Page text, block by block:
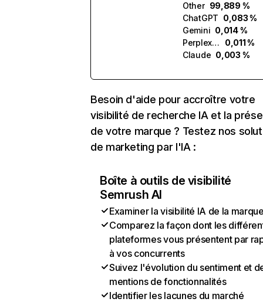
Other 99,889 %
ChatGPT 0,083 %
Gemini 0,014 %
Perplexity
0,011 %
Claude 0,003 %
Besoin d'aide pour accroître votre
visibilité de recherche IA et la
de votre marque ? Testez nos
de marketing par l'IA :
Boîte à outils de visibilité
Semrush AI
Examiner la visibilité IA de la
Comparez la façon dont les
plateformes vous présentent par
à vos concurrents
Suivez l'évolution du sentiment et
mentions de fonctionnalités
Identifier les lacunes du marché